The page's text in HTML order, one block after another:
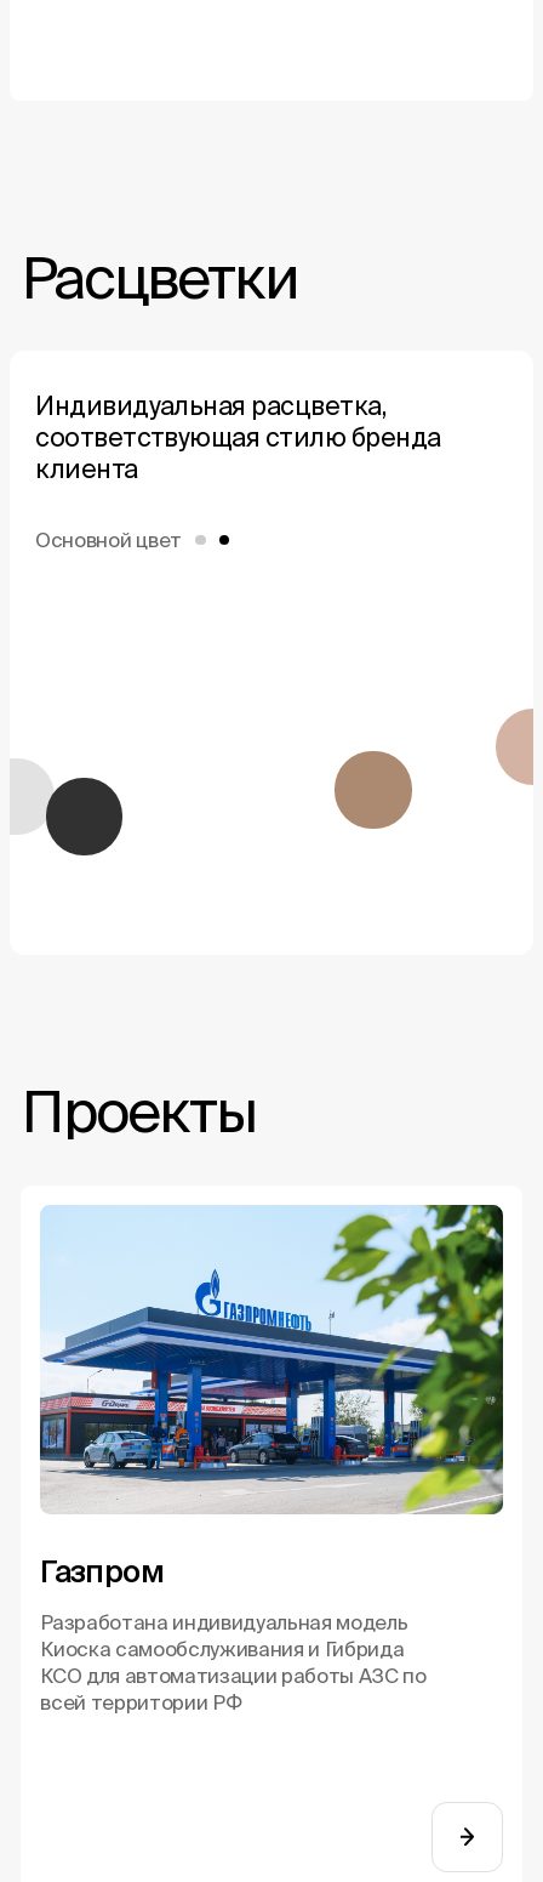
Расцветки
Индивидуальная расцветка,
соответствующая стилю бренда
клиента
Основной цвет
Проекты
Газпром
Разработана индивидуальная модель
Киоска самообслуживания и Гибрида
КСО для автоматизации работы АЗС по
всей территории РФ